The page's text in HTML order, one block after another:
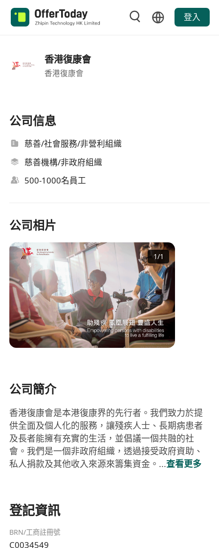
登入
香港復康會
香港復康會
公司信息
慈善/社會服務/非營利組織
慈善機構/非政府組織
500-1000名員工
公司相片
1/1
公司簡介
香港復康會是本港復康界的先行者。我們致力於提
供全面及個人化的服務，讓殘疾人士、長期病患者
及長者能擁有充實的生活，並倡議一個共融的社
會。我們是一個非政府組織，透過接受政府資助、
私人捐款及其他收入來源來籌集資金。...查看更多
登記資訊
BRN/工商註冊號
C0034549